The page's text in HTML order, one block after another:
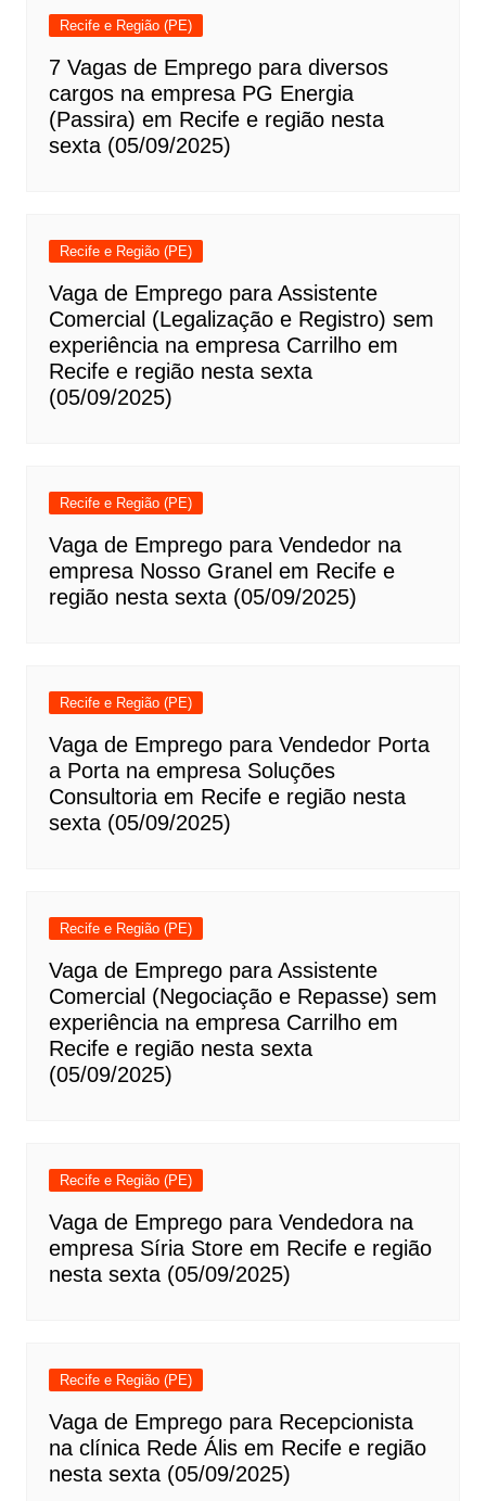
Recife e Região (PE)
7 Vagas de Emprego para diversos
cargos na empresa PG Energia
(Passira) em Recife e região nesta
sexta (05/09/2025)
Recife e Região (PE)
Vaga de Emprego para Assistente
Comercial (Legalização e Registro) sem
experiência na empresa Carrilho em
Recife e região nesta sexta
(05/09/2025)
Recife e Região (PE)
Vaga de Emprego para Vendedor na
empresa Nosso Granel em Recife e
região nesta sexta (05/09/2025)
Recife e Região (PE)
Vaga de Emprego para Vendedor Porta
a Porta na empresa Soluções
Consultoria em Recife e região nesta
sexta (05/09/2025)
Recife e Região (PE)
Vaga de Emprego para Assistente
Comercial (Negociação e Repasse) sem
experiência na empresa Carrilho em
Recife e região nesta sexta
(05/09/2025)
Recife e Região (PE)
Vaga de Emprego para Vendedora na
empresa Síria Store em Recife e região
nesta sexta (05/09/2025)
Recife e Região (PE)
Vaga de Emprego para Recepcionista
na clínica Rede Ális em Recife e região
nesta sexta (05/09/2025)